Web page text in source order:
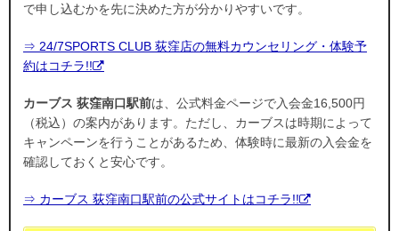
で申し込むかを先に決めた方が分かりやすいです。
⇒ 24/7SPORTS CLUB 荻窪店の無料カウンセリング・体験予
約はコチラ!!
カーブス 荻窪南口駅前は、公式料金ページで入会金16,500円
（税込）の案内があります。ただし、カーブスは時期によって
キャンペーンを行うことがあるため、体験時に最新の入会金を
確認しておくと安心です。
⇒ カーブス 荻窪南口駅前の公式サイトはコチラ!!